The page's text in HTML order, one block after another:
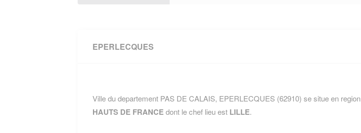
EPERLECQUES
Ville du departement PAS DE CALAIS, EPERLECQUES (62910) se situe en region
HAUTS DE FRANCEdont le chef lieu est LILLE.